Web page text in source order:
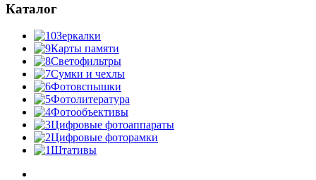
Каталог
Зеркалки
Карты памяти
Светофильтры
Сумки и чехлы
Фотовспышки
Фотолитература
Фотообъективы
Цифровые фотоаппараты
Цифровые фоторамки
Штативы